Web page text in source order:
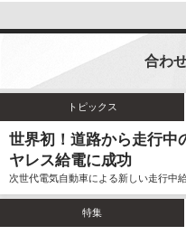
るために、個人情報
の資料自体は、統計
ことができる個人情
てお客様から個人情
ん。また、不正な手
もいたしません。
お客様よりご提供い
定めのある場合を除
ただくことなく、予
ません。
合わ
トピックス
世界初！道路から走行中
ヤレス給電に成功
次世代電気自動車による新しい走行中
特集